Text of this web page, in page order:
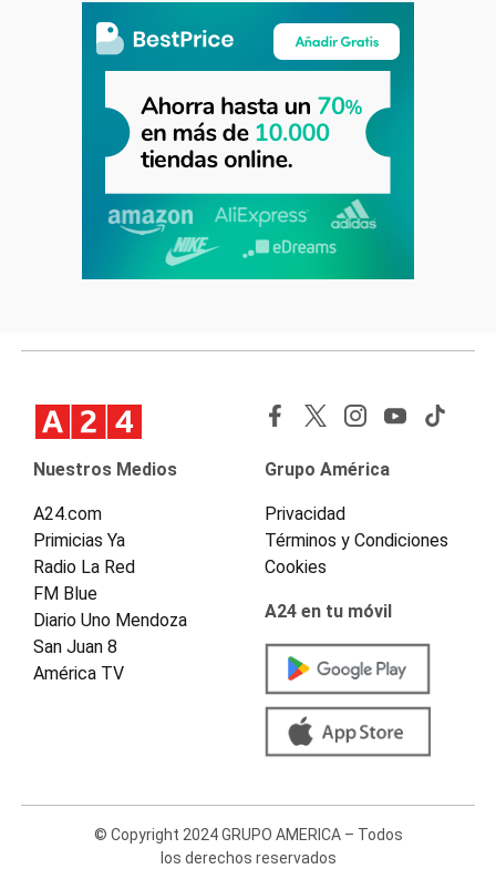
Nuestros Medios
A24.com
Primicias Ya
Radio La Red
FM Blue
Diario Uno Mendoza
San Juan 8
América TV
Grupo América
Privacidad
Términos y Condiciones
Cookies
A24 en tu móvil
© Copyright 2024 GRUPO AMERICA – Todos
los derechos reservados